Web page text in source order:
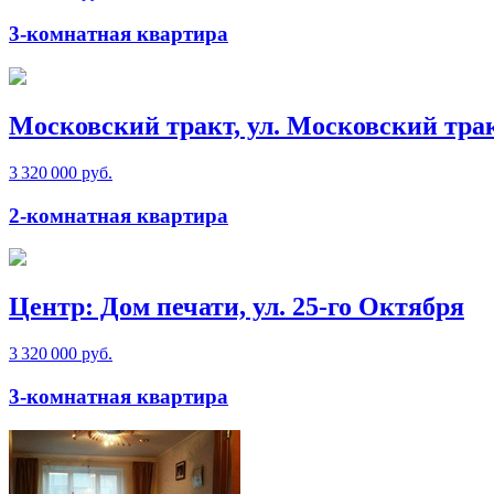
3-комнатная квартира
Московский тракт, ул. Московский
3 320 000 руб.
2-комнатная квартира
Центр: Дом печати, ул. 25-го Октября
3 320 000 руб.
3-комнатная квартира